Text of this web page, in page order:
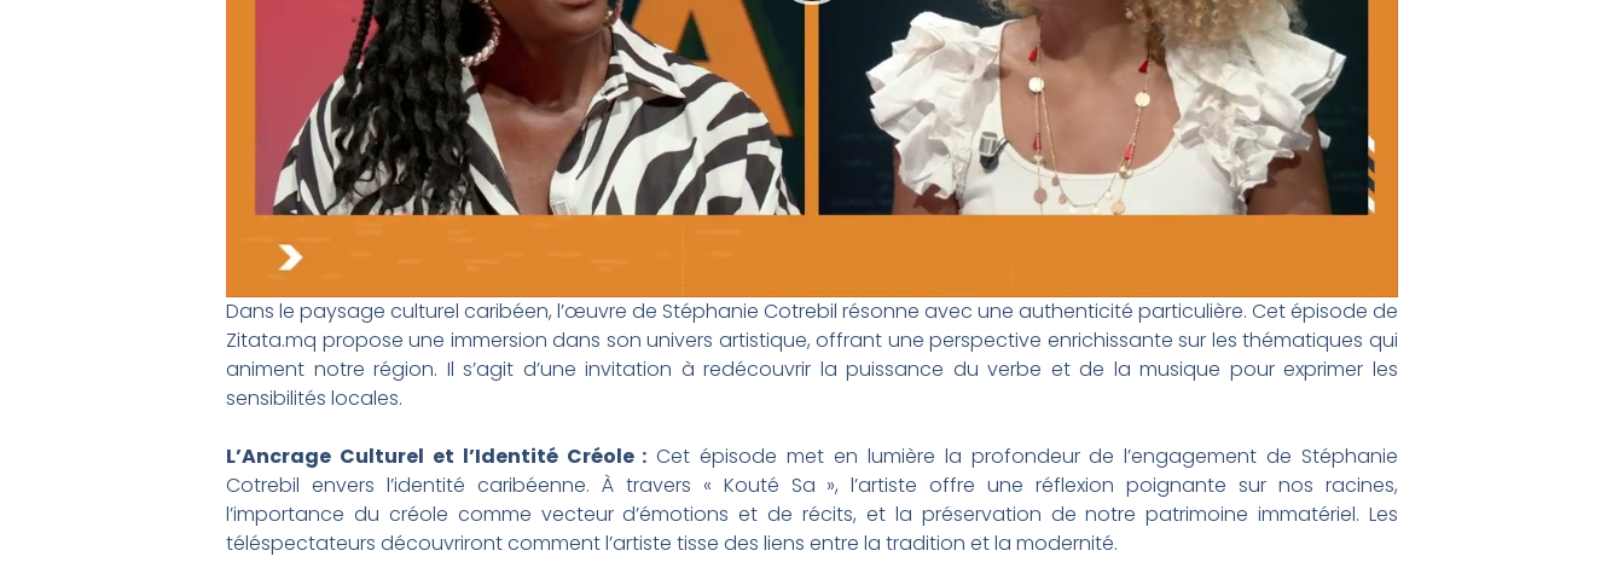
Dans le paysage culturel caribéen, l’œuvre de Stéphanie Cotrebil résonne avec une authenticité particulière. Cet épisode de
Zitata.mq propose une immersion dans son univers artistique, offrant une perspective enrichissante sur les thématiques qui
animent notre région. Il s’agit d’une invitation à redécouvrir la puissance du verbe et de la musique pour exprimer les
sensibilités locales.
L’Ancrage Culturel et l’Identité Créole : Cet épisode met en lumière la profondeur de l’engagement de Stéphanie
Cotrebil envers l’identité caribéenne. À travers « Kouté Sa », l’artiste offre une réflexion poignante sur nos racines,
l’importance du créole comme vecteur d’émotions et de récits, et la préservation de notre patrimoine immatériel. Les
téléspectateurs découvriront comment l’artiste tisse des liens entre la tradition et la modernité.